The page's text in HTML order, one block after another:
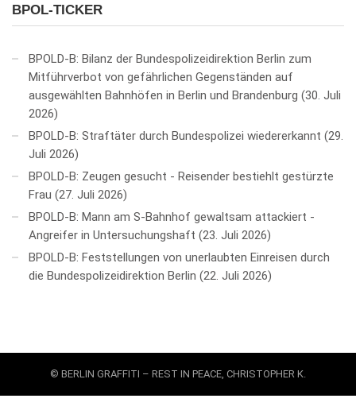
BPOL-TICKER
BPOLD-B: Bilanz der Bundespolizeidirektion Berlin zum
Mitführverbot von gefährlichen Gegenständen auf
ausgewählten Bahnhöfen in Berlin und Brandenburg 30. Juli
2026
BPOLD-B: Straftäter durch Bundespolizei wiedererkannt
29.
Juli 2026
BPOLD-B: Zeugen gesucht - Reisender bestiehlt gestürzte
Frau
27. Juli 2026
BPOLD-B: Mann am S-Bahnhof gewaltsam attackiert -
Angreifer in Untersuchungshaft
23. Juli 2026
BPOLD-B: Feststellungen von unerlaubten Einreisen durch
die Bundespolizeidirektion Berlin
22. Juli 2026
© BERLIN GRAFFITI – REST IN PEACE, CHRISTOPHER K.